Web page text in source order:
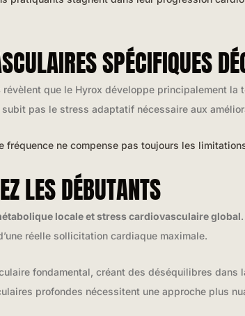
SPÉCIFIQUES
révèlent que le Hyrox développe principalement
pas le stress adaptatif nécessaire aux
fréquence ne compense pas toujours les
LES DÉBUTANTS
locale et stress cardiovasculaire global
réelle sollicitation cardiaque maximale.
fondamental, créant des déséquilibres dans
profondes nécessitent une approche plus